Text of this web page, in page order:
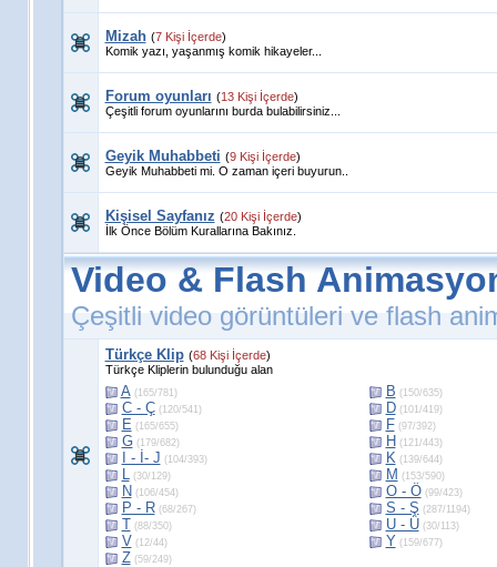
Mizah (7 Kişi İçerde)
Komik yazı, yaşanmış komik hikayeler...
Forum oyunları (13 Kişi İçerde)
Çeşitli forum oyunlarını burda bulabilirsiniz...
Geyik Muhabbeti (9 Kişi İçerde)
Geyik Muhabbeti mi. O zaman içeri buyurun..
Kişisel Sayfanız (20 Kişi İçerde)
İlk Önce Bölüm Kurallarına Bakınız.
Video & Flash
Çeşitli video görüntüleri ve flash
Türkçe Klip (68 Kişi İçerde)
Türkçe Kliplerin bulunduğu alan
A(165/781) B (150/635)
C - Ç(120/541) D(101/419)
E (165/655) F(97/392)
G(179/682) H (121/443)
I - İ- J (104/393) K(139/644)
L(30/129) M (153/590)
N (106/454) O - Ö(99/423)
P - R(68/267) S - Ş (287/1194)
T (88/350) U - Ü(30/113)
V (12/44) Y (159/677)
Z(59/249)